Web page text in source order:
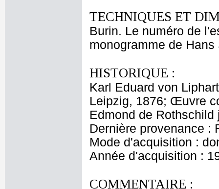
TECHNIQUES ET
Burin. Le numéro de
monogramme de
HISTORIQUE :
Karl Eduard von
Leipzig, 1876; Œuvre
Edmond de Rothschild
Dernière provenance :
Mode d'acquisition :
Année d'acquisition :
COMMENTAIRE :